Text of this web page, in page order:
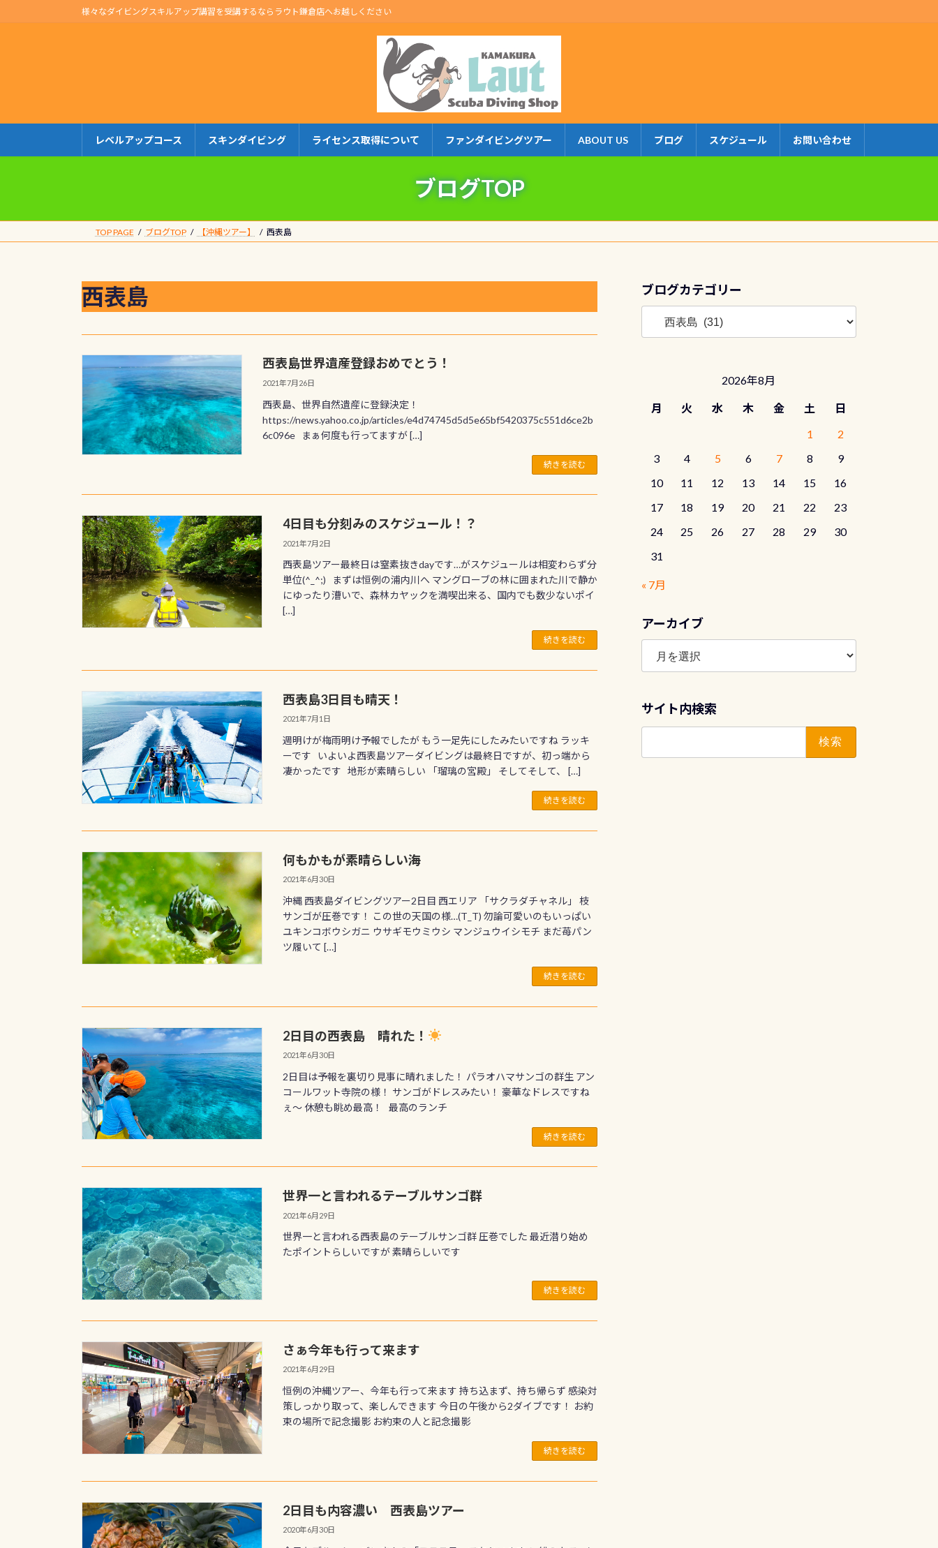
ン
キ
プ
ビ
に
動
様々なダイビングスキルアップ講習を受講するならラウト鎌倉店へお越しください
レベルアップコース スキンダイビング ライセンス取得について ファンダイビングツアー ABOUT US ブログ スケジュール お問い合わせ
ブログTOP
TOP PAGE ブログTOP 【沖縄ツアー】 西表島
西表島
西表島世界遺産登録おめでとう！
2021年7月26日
西表島、世界自然遺産に登録決定！
https://news.yahoo.co.jp/articles/e4d74745d5d5e65bf5420375c551d6ce2b
6c096e まぁ何度も行ってますが […]
続きを読む
4日目も分刻みのスケジュール！？
2021年7月2日
西表島ツアー最終日は窒素抜きdayです…がスケジュールは相変わらず分
単位(^_^;) まずは恒例の浦内川へ マングローブの林に囲まれた川で静か
にゆったり漕いで、森林カヤックを満喫出来る、国内でも数少ないポイ
[…]
続きを読む
西表島3日目も晴天！
2021年7月1日
週明けが梅雨明け予報でしたが もう一足先にしたみたいですね ラッキ
ーです いよいよ西表島ツアーダイビングは最終日ですが、初っ端から
凄かったです 地形が素晴らしい 「瑠璃の宮殿」 そしてそして、 […]
続きを読む
何もかもが素晴らしい海
2021年6月30日
沖縄 西表島ダイビングツアー2日目 西エリア 「サクラダチャネル」 枝
サンゴが圧巻です！ この世の天国の様…(T_T) 勿論可愛いのもいっぱい
ユキンコボウシガニ ウサギモウミウシ マンジュウイシモチ まだ苺パン
ツ履いて […]
続きを読む
2日目の西表島 晴れた！
2021年6月30日
2日目は予報を裏切り見事に晴れました！ パラオハマサンゴの群生 アン
コールワット寺院の様！ サンゴがドレスみたい！ 豪華なドレスですね
ぇ〜 休憩も眺め最高！ 最高のランチ
続きを読む
世界一と言われるテーブルサンゴ群
2021年6月29日
世界一と言われる西表島のテーブルサンゴ群 圧巻でした 最近潜り始め
たポイントらしいですが 素晴らしいです
続きを読む
さぁ今年も行って来ます
2021年6月29日
恒例の沖縄ツアー、今年も行って来ます 持ち込まず、持ち帰らず 感染対
策しっかり取って、楽しんできます 今日の午後から2ダイブです！ お約
束の場所で記念撮影 お約束の人と記念撮影
続きを読む
2日目も内容濃い 西表島ツアー
2020年6月30日
ブログカテゴリー
ブ
グ
2026年8月
月 火 水 木 金 土
日
1
2
3
4 5 6 7 8
9
10
11 12 13 14 15
16
17
18 19 20 21 22
23
24
25 26 27 28 29
30
31
« 7月
アーカイブ
ア
カ
ブ
サイト内検索